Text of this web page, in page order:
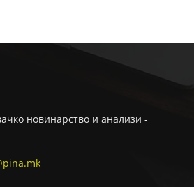
новинарство и анализи -